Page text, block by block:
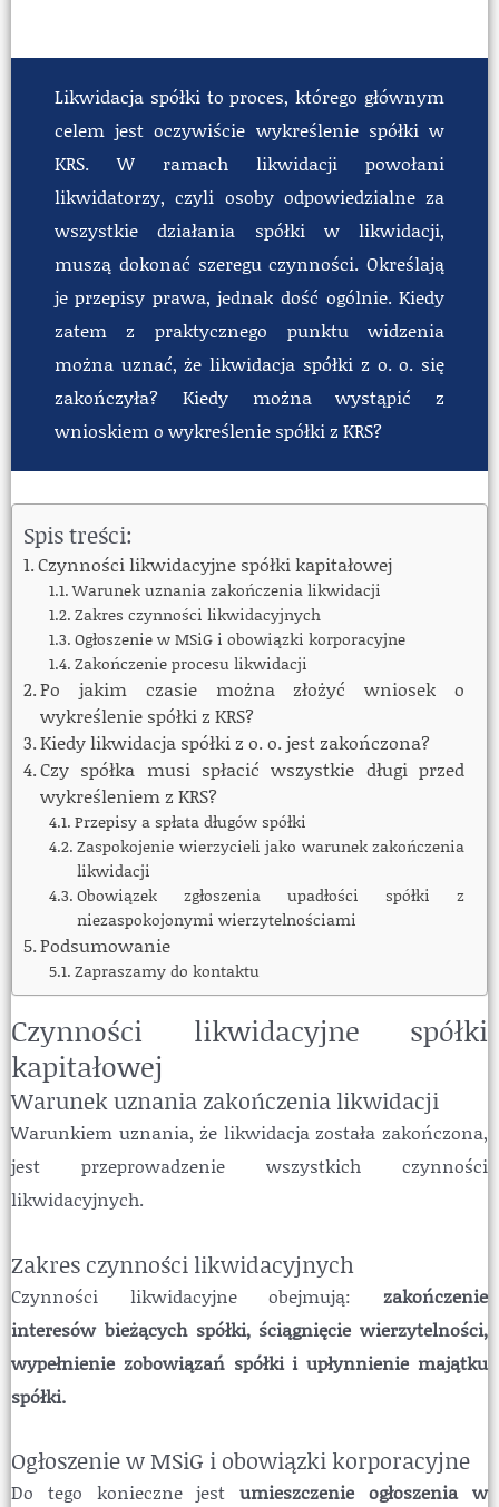
Likwidacja spółki to proces, którego głównym
celem jest oczywiście wykreślenie spółki w
KRS. W ramach likwidacji powołani
likwidatorzy, czyli osoby odpowiedzialne za
wszystkie działania spółki w likwidacji,
muszą dokonać szeregu czynności. Określają
je przepisy prawa, jednak dość ogólnie. Kiedy
zatem z praktycznego punktu widzenia
można uznać, że likwidacja spółki z o. o. się
zakończyła? Kiedy można wystąpić z
wnioskiem o wykreślenie spółki z KRS?
Spis treści:
Czynności likwidacyjne spółki kapitałowej
Warunek uznania zakończenia likwidacji
Zakres czynności likwidacyjnych
Ogłoszenie w MSiG i obowiązki korporacyjne
Zakończenie procesu likwidacji
Po jakim czasie można złożyć wniosek o
wykreślenie spółki z KRS?
Kiedy likwidacja spółki z o. o. jest zakończona?
Czy spółka musi spłacić wszystkie długi przed
wykreśleniem z KRS?
Przepisy a spłata długów spółki
Zaspokojenie wierzycieli jako warunek zakończenia
likwidacji
Obowiązek zgłoszenia upadłości spółki z
niezaspokojonymi wierzytelnościami
Podsumowanie
Zapraszamy do kontaktu
Czynności likwidacyjne spółki
kapitałowej
Warunek uznania zakończenia likwidacji
Warunkiem uznania, że likwidacja została zakończona,
jest przeprowadzenie wszystkich czynności
likwidacyjnych.
Zakres czynności likwidacyjnych
Czynności likwidacyjne obejmują: zakończenie
interesów bieżących spółki, ściągnięcie wierzytelności,
wypełnienie zobowiązań spółki i upłynnienie majątku
spółki.
Ogłoszenie w MSiG i obowiązki korporacyjne
Do tego konieczne jestumieszczenie ogłoszenia w